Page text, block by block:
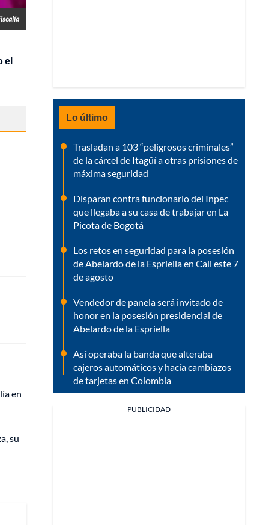
el
en
su
Lo último
Trasladan a 103 “peligrosos criminales”
de la cárcel de Itagüí a otras prisiones de
máxima seguridad
Disparan contra funcionario del Inpec
que llegaba a su casa de trabajar en La
Picota de Bogotá
Los retos en seguridad para la posesión
de Abelardo de la Espriella en Cali este 7
de agosto
Vendedor de panela será invitado de
honor en la posesión presidencial de
Abelardo de la Espriella
Así operaba la banda que alteraba
cajeros automáticos y hacía cambiazos
de tarjetas en Colombia
PUBLICIDAD